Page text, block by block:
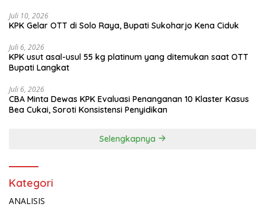
Juli 10, 2026
KPK Gelar OTT di Solo Raya, Bupati Sukoharjo Kena Ciduk
Juli 6, 2026
KPK usut asal-usul 55 kg platinum yang ditemukan saat OTT
Bupati Langkat
Juli 6, 2026
CBA Minta Dewas KPK Evaluasi Penanganan 10 Klaster Kasus
Bea Cukai, Soroti Konsistensi Penyidikan
Selengkapnya
Kategori
ANALISIS